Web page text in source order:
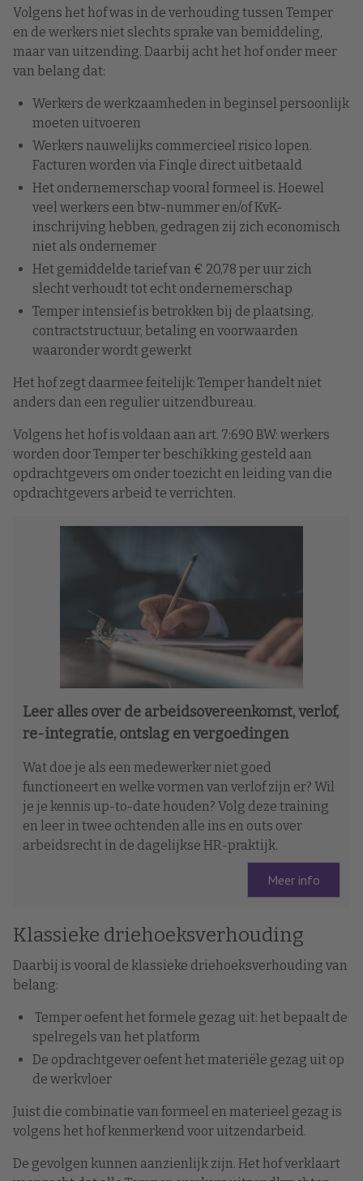
Volgens het hof was in de verhouding tussen Temper
en de werkers niet slechts sprake van bemiddeling,
maar van uitzending. Daarbij acht het hof onder meer
van belang dat:
Werkers de werkzaamheden in beginsel persoonlijk
moeten uitvoeren
Werkers nauwelijks commercieel risico lopen.
Facturen worden via Finqle direct uitbetaald
Het ondernemerschap vooral formeel is. Hoewel
veel werkers een btw-nummer en/of KvK-
inschrijving hebben, gedragen zij zich economisch
niet als ondernemer
Het gemiddelde tarief van € 20,78 per uur zich
slecht verhoudt tot echt ondernemerschap
Temper intensief is betrokken bij de plaatsing,
contractstructuur, betaling en voorwaarden
waaronder wordt gewerkt
Het hof zegt daarmee feitelijk: Temper handelt niet
anders dan een regulier uitzendbureau.
Volgens het hof is voldaan aan art. 7:690 BW: werkers
worden door Temper ter beschikking gesteld aan
opdrachtgevers om onder toezicht en leiding van die
opdrachtgevers arbeid te verrichten.
Leer alles over de arbeidsovereenkomst, verlof,
re-integratie, ontslag en vergoedingen
Wat doe je als een medewerker niet goed
functioneert en welke vormen van verlof zijn er? Wil
je je kennis up-to-date houden? Volg deze training
en leer in twee ochtenden alle ins en outs over
arbeidsrecht in de dagelijkse HR-praktijk.
Meer info
Klassieke driehoeksverhouding
Daarbij is vooral de klassieke driehoeksverhouding van
belang:
Temper oefent het formele gezag uit: het bepaalt de
spelregels van het platform
De opdrachtgever oefent het materiële gezag uit op
de werkvloer
Juist die combinatie van formeel en materieel gezag is
volgens het hof kenmerkend voor uitzendarbeid.
De gevolgen kunnen aanzienlijk zijn. Het hof verklaart